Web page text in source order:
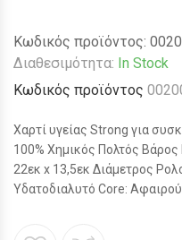
Κωδικός προϊόντος:
Διαθεσιμότητα: In Stock
Κωδικός προϊόντος
Χαρτί υγείας Strong για
100% Χημικός Πολτός
22εκ x 13,5εκ Διάμετρος
Υδατοδιαλυτό Core: